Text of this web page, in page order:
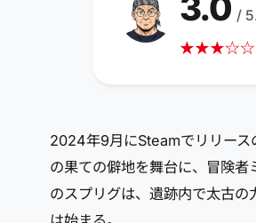
★★★☆☆
/
2024年9月にSteamでリリース
の果ての僻地を舞台に、冒険者
のスプリグは、遺跡内で太古の